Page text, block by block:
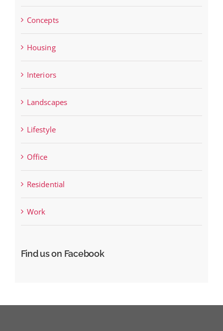
Concepts
Housing
Interiors
Landscapes
Lifestyle
Office
Residential
Work
Find us on Facebook